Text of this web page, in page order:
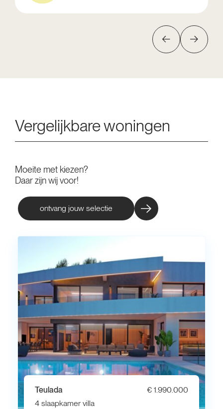
Vergelijkbare woningen
Moeite met kiezen?
Daar zijn wij voor!
ontvang jouw selectie
Teulada
€ 1.990.000
4 slaapkamer villa